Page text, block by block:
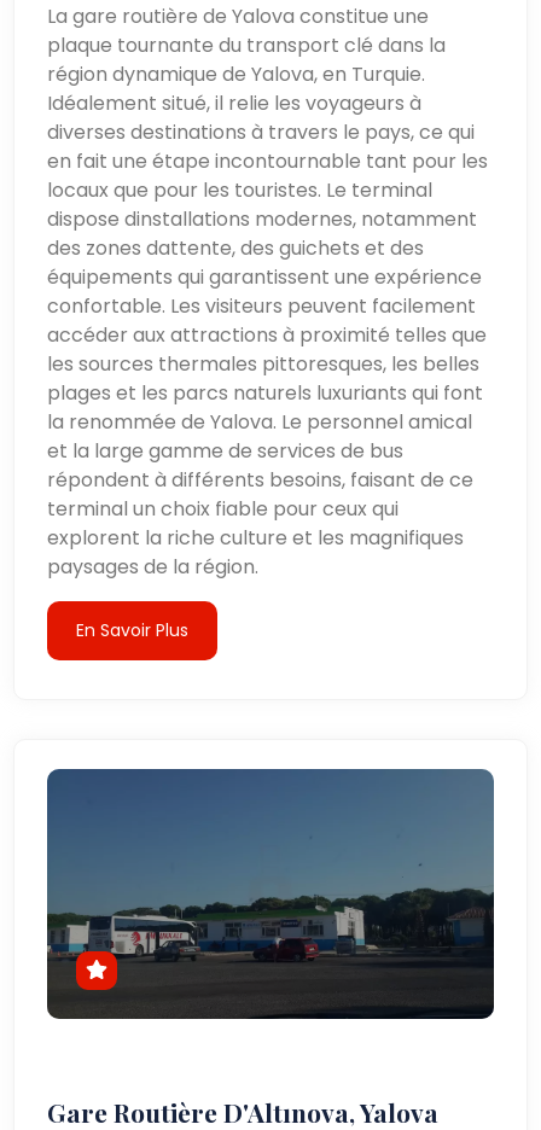
La gare routière de Yalova constitue une
plaque tournante du transport clé dans la
région dynamique de Yalova, en Turquie.
Idéalement situé, il relie les voyageurs à
diverses destinations à travers le pays, ce qui
en fait une étape incontournable tant pour les
locaux que pour les touristes. Le terminal
dispose dinstallations modernes, notamment
des zones dattente, des guichets et des
équipements qui garantissent une expérience
confortable. Les visiteurs peuvent facilement
accéder aux attractions à proximité telles que
les sources thermales pittoresques, les belles
plages et les parcs naturels luxuriants qui font
la renommée de Yalova. Le personnel amical
et la large gamme de services de bus
répondent à différents besoins, faisant de ce
terminal un choix fiable pour ceux qui
explorent la riche culture et les magnifiques
paysages de la région.
En Savoir Plus
Gare Routière D'Altınova, Yalova